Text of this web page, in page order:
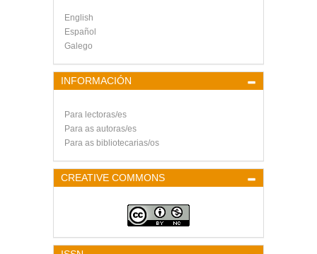
English
Español
Galego
INFORMACIÓN
Para lectoras/es
Para as autoras/es
Para as bibliotecarias/os
CREATIVE COMMONS